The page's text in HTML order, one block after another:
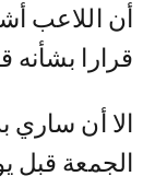
أن اللاعب
قرارا بشأنه
الا أن ساري
الجمعة قبل